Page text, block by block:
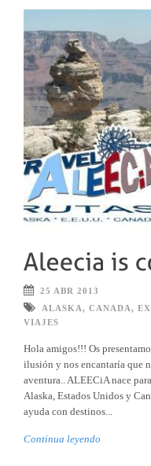
25 ABR 2013
ALASKA, CANADA,
VIAJES
Hola amigos!!! Os
ilusión y nos encantaría que
aventura.. ALEECiA nace
Alaska, Estados Unidos y
ayuda con destinos...
Continua leyendo